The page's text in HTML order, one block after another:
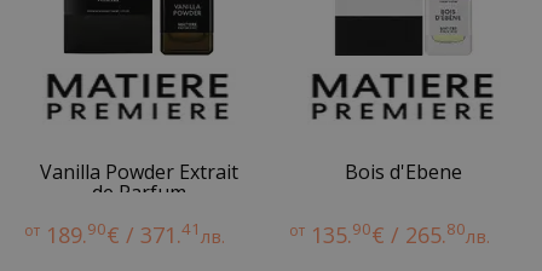
Vanilla Powder Extrait
de Parfum
от 189.90€ / 371.41лв.
Bois d'Ebene
от 135.90€ / 265.80лв.